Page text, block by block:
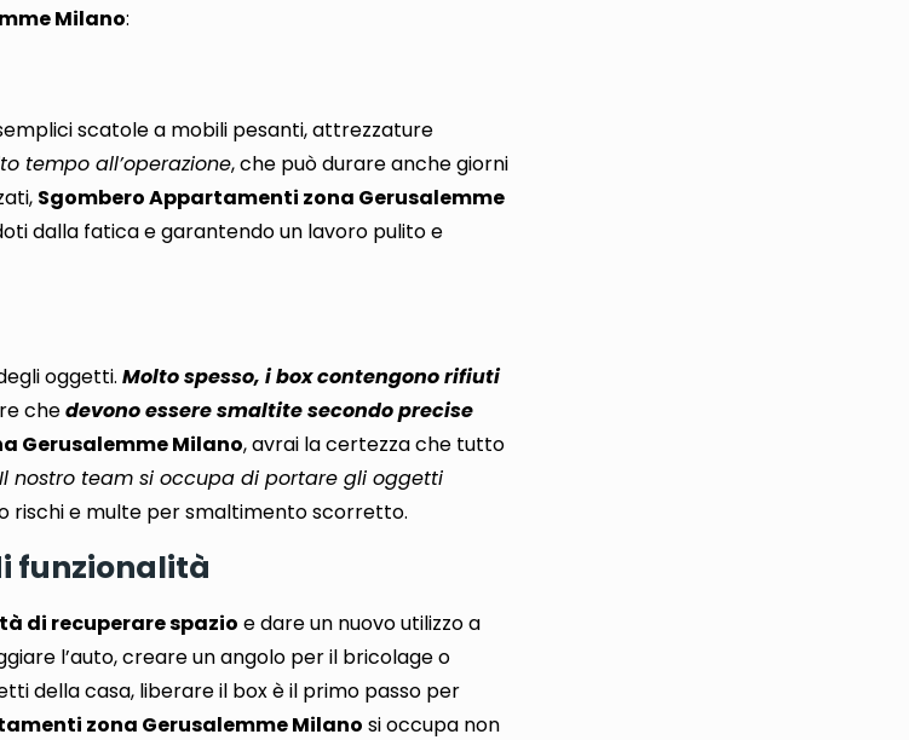
Milano:
scatole a mobili pesanti, attrezzature
tempo all’operazione, che può durare anche giorni
Sgombero Appartamenti zona Gerusalemme
dalla fatica e garantendo un lavoro pulito e
oggetti.Molto spesso, i box contengono rifiuti
chedevono essere smaltite secondo precise
Gerusalemme Milano, avrai la certezza che tutto
Il nostro team si occupa di portare gli oggetti
rischi e multe per smaltimento scorretto.
funzionalità
di recuperare spazio e dare un nuovo utilizzo a
l’auto, creare un angolo per il bricolage o
della casa, liberare il box è il primo passo per
zona Gerusalemme Milano si occupa non